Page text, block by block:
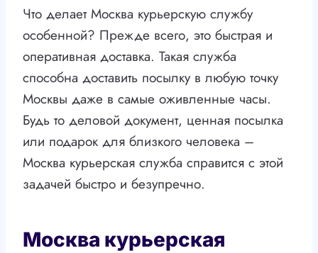
Что делает Москва курьерскую службу
особенной? Прежде всего, это быстрая и
оперативная доставка. Такая служба
способна доставить посылку в любую точку
Москвы даже в самые оживленные часы.
Будь то деловой документ, ценная посылка
или подарок для близкого человека –
Москва курьерская служба справится с этой
задачей быстро и безупречно.
Москва курьерская